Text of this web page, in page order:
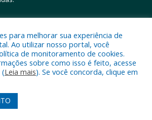
a Prefeitura Municipal de Altamira.
Área Administrativa
para melhorar sua experiência de
Ao utilizar nosso portal, você
de monitoramento de cookies.
sobre como isso é feito, acesse
(Leia mais). Se você concorda, clique em